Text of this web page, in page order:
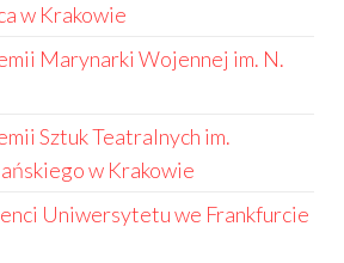
w Krakowie
Marynarki Wojennej im. N.
Sztuk Teatralnych im.
w Krakowie
Uniwersytetu we Frankfurcie